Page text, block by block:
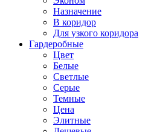
Назначение
В коридор
Для узкого коридора
Гардеробные
Цвет
Белые
Светлые
Серые
Темные
Цена
Элитные